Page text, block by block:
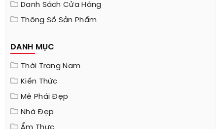
Danh Sách Cửa Hàng
Thông Số Sản Phẩm
DANH MỤC
Thời Trang Nam
Kiến Thức
Mê Phái Đẹp
Nhà Đẹp